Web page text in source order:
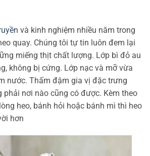
và kinh nghiệm nhiều năm trong
quay. Chúng tôi tự tin luôn đem lại
miếng thịt chất lượng. Lớp bì đỏ au
không bị cứng. Lớp nạc và mỡ vừa
nước. Thấm đậm gia vị đặc trưng
phải nơi nào cũng có được. Kèm theo
heo, bánh hỏi hoặc bánh mì thì heo
hơn